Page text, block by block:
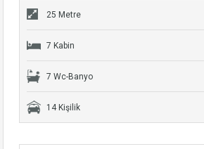
25 Metre
7 Kabin
7 Wc-Banyo
14 Kişilik